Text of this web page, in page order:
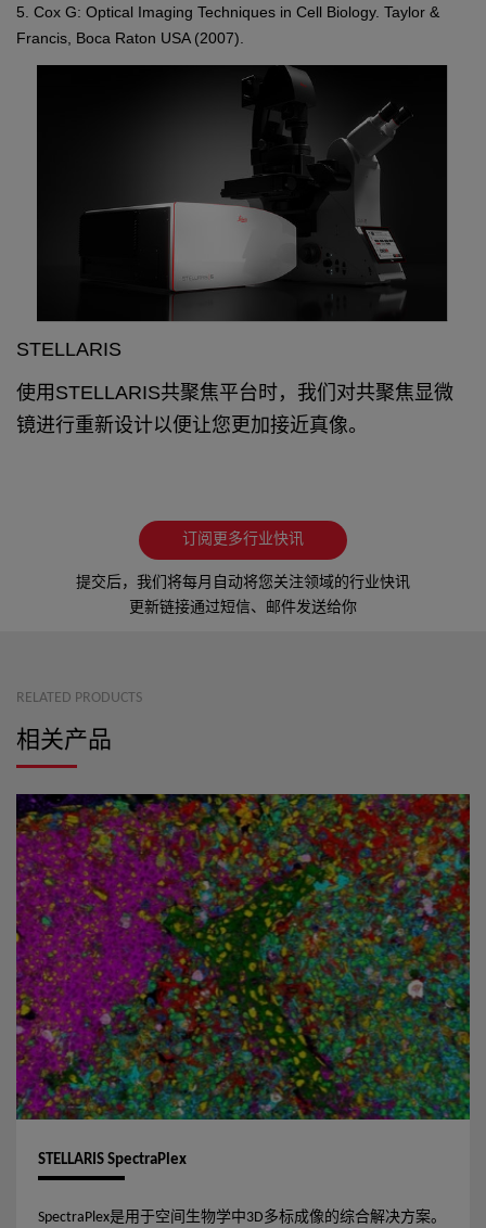
5. Cox G: Optical Imaging Techniques in Cell Biology. Taylor &
Francis, Boca Raton USA (2007).
STELLARIS
使用STELLARIS共聚焦平台时，我们对共聚焦显微
镜进行重新设计以便让您更加接近真像。
订阅更多行业快讯
提交后，我们将每月自动将您关注领域的行业快讯
更新链接通过短信、邮件发送给你
RELATED PRODUCTS
相关产品
STELLARIS SpectraPlex
SpectraPlex是用于空间生物学中3D多标成像的综合解决方案。